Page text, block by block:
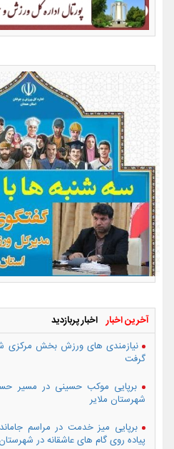
آخرین اخبار اخبار پربازدید
نیازمندی های ورزش بخش مرکزی
گرفت
برپایی موکب حسینی در مسیر
شهرستان ملایر
برپایی میز خدمت در مراسم
پیاده روی گام های عاشقانه در